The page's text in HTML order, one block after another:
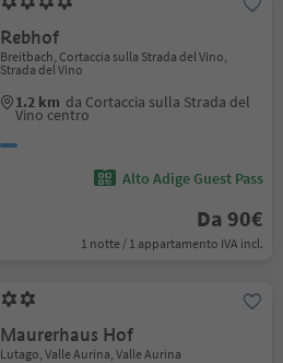
Rebhof
Breitbach, Cortaccia sulla Strada del Vino,
Strada del Vino
1.2 km da Cortaccia sulla Strada del
Vino centro
Alto Adige Guest Pass
Da 90€
1 notte / 1 appartamento IVA incl.
Maurerhaus Hof
Lutago, Valle Aurina, Valle Aurina